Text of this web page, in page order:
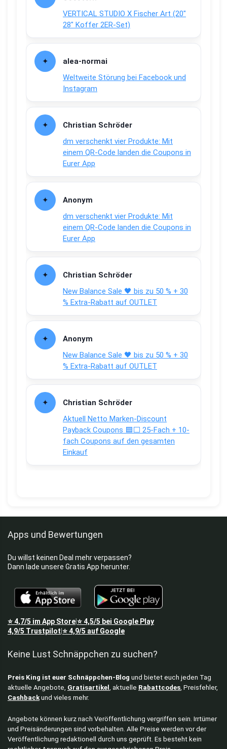
VERTICAL STUDIO X Fischer Art (20″
28″ Koffer 2ER-Set)
alea-normai
Weltweite Störung bei Facebook und
Instagram
Christian Schröder
dm verschenkt vier Produkte: Mit
einem QR-Code landen die Coupons in
Eurer App
Anonym
dm verschenkt vier Produkte: Mit
einem QR-Code landen die Coupons in
Eurer App
Christian Schröder
New Balance Sale 🖤 bis zu 50 % + 30
% Extra-Rabatt auf OUTLET
Anonym
New Balance Sale 🖤 bis zu 50 % + 30
% Extra-Rabatt auf OUTLET
Christian Schröder
Aktuell Netto Marken-Discount
Payback Coupons 🟦⬜ 25-Fach + 10-
fach Coupons auf den gesamten
Einkauf
Apps und Bewertungen
Du willst keinen Deal mehr verpassen?
Dann lade unsere Gratis App herunter.
⭐4,7/5 im App Store⭐4,5/5 bei Google Play
4,9/5 Trustpilot ⭐4,9/5 auf Google
Keine Lust Schnäppchen zu suchen?
Preis King ist euer Schnäppchen-Blog und bietet euch jeden Tag
aktuelle Angebote, Gratisartikel , aktuelle Rabattcodes , Preisfehler,
Cashback und vieles mehr.
Angebote können kurz nach Veröffentlichung vergriffen sein. Irrtümer
und Preisänderungen sind vorbehalten. Alle Preise werden vor der
Veröffentlichung redaktionell durch uns geprüft. Es besteht kein